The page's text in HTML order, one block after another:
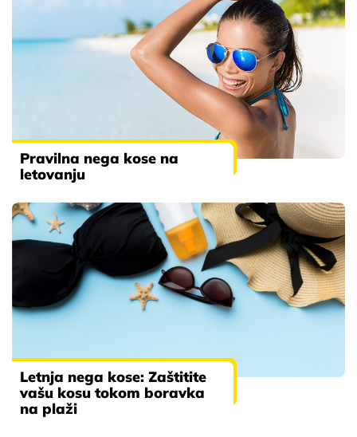
Pravilna nega kose na
letovanju
Letnja nega kose: Zaštitite
vašu kosu tokom boravka
na plaži